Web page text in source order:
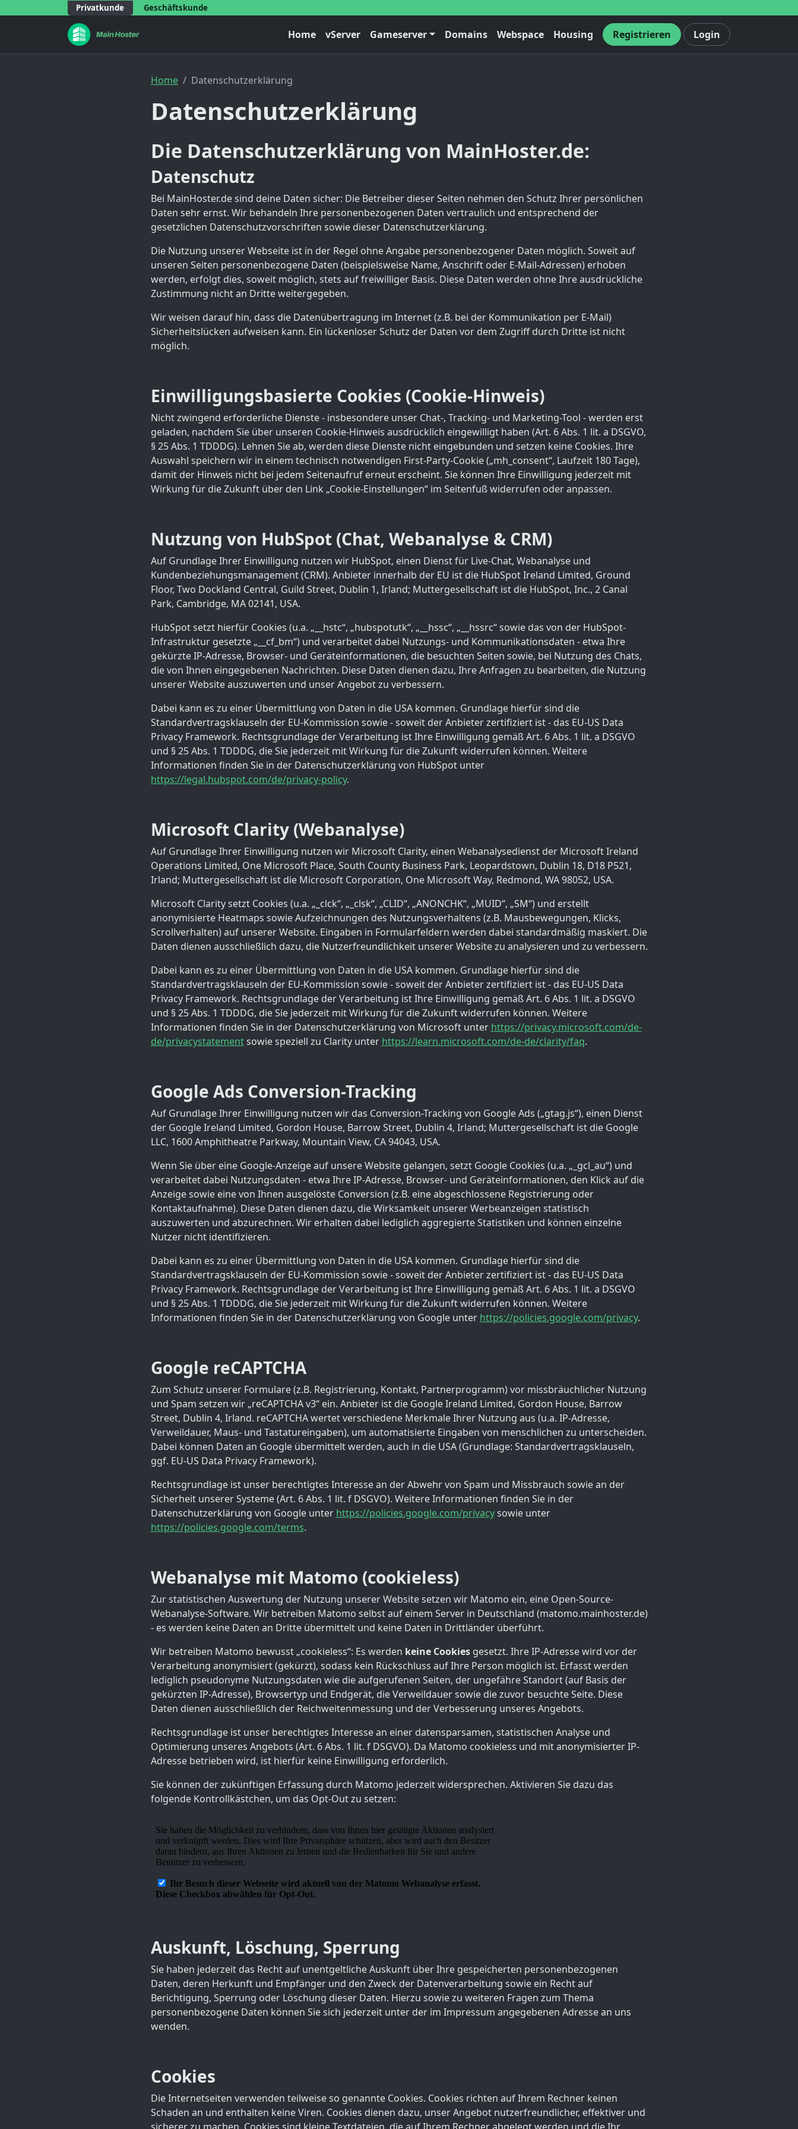
Privatkunde Geschäftskunde
Home vServer Gameserver Domains Webspace Housing Registrieren Login
Home Datenschutzerklärung
Datenschutzerklärung
Die Datenschutzerklärung von MainHoster.de:
Datenschutz
Bei MainHoster.de sind deine Daten sicher: Die Betreiber dieser Seiten nehmen den Schutz Ihrer persönlichen
Daten sehr ernst. Wir behandeln Ihre personenbezogenen Daten vertraulich und entsprechend der
gesetzlichen Datenschutzvorschriften sowie dieser Datenschutzerklärung.
Die Nutzung unserer Webseite ist in der Regel ohne Angabe personenbezogener Daten möglich. Soweit auf
unseren Seiten personenbezogene Daten (beispielsweise Name, Anschrift oder E-Mail-Adressen) erhoben
werden, erfolgt dies, soweit möglich, stets auf freiwilliger Basis. Diese Daten werden ohne Ihre ausdrückliche
Zustimmung nicht an Dritte weitergegeben.
Wir weisen darauf hin, dass die Datenübertragung im Internet (z.B. bei der Kommunikation per E-Mail)
Sicherheitslücken aufweisen kann. Ein lückenloser Schutz der Daten vor dem Zugriff durch Dritte ist nicht
möglich.
Einwilligungsbasierte Cookies (Cookie-Hinweis)
Nicht zwingend erforderliche Dienste - insbesondere unser Chat-, Tracking- und Marketing-Tool - werden erst
geladen, nachdem Sie über unseren Cookie-Hinweis ausdrücklich eingewilligt haben (Art. 6 Abs. 1 lit. a DSGVO,
§ 25 Abs. 1 TDDDG). Lehnen Sie ab, werden diese Dienste nicht eingebunden und setzen keine Cookies. Ihre
Auswahl speichern wir in einem technisch notwendigen First-Party-Cookie („mh_consent“, Laufzeit 180 Tage),
damit der Hinweis nicht bei jedem Seitenaufruf erneut erscheint. Sie können Ihre Einwilligung jederzeit mit
Wirkung für die Zukunft über den Link „Cookie-Einstellungen“ im Seitenfuß widerrufen oder anpassen.
Nutzung von HubSpot (Chat, Webanalyse & CRM)
Auf Grundlage Ihrer Einwilligung nutzen wir HubSpot, einen Dienst für Live-Chat, Webanalyse und
Kundenbeziehungsmanagement (CRM). Anbieter innerhalb der EU ist die HubSpot Ireland Limited, Ground
Floor, Two Dockland Central, Guild Street, Dublin 1, Irland; Muttergesellschaft ist die HubSpot, Inc., 2 Canal
Park, Cambridge, MA 02141, USA.
HubSpot setzt hierfür Cookies (u.a. „__hstc“, „hubspotutk“, „__hssc“, „__hssrc“ sowie das von der HubSpot-
Infrastruktur gesetzte „__cf_bm“) und verarbeitet dabei Nutzungs- und Kommunikationsdaten - etwa Ihre
gekürzte IP-Adresse, Browser- und Geräteinformationen, die besuchten Seiten sowie, bei Nutzung des Chats,
die von Ihnen eingegebenen Nachrichten. Diese Daten dienen dazu, Ihre Anfragen zu bearbeiten, die Nutzung
unserer Website auszuwerten und unser Angebot zu verbessern.
Dabei kann es zu einer Übermittlung von Daten in die USA kommen. Grundlage hierfür sind die
Standardvertragsklauseln der EU-Kommission sowie - soweit der Anbieter zertifiziert ist - das EU-US Data
Privacy Framework. Rechtsgrundlage der Verarbeitung ist Ihre Einwilligung gemäß Art. 6 Abs. 1 lit. a DSGVO
und § 25 Abs. 1 TDDDG, die Sie jederzeit mit Wirkung für die Zukunft widerrufen können. Weitere
Informationen finden Sie in der Datenschutzerklärung von HubSpot unter
https://legal.hubspot.com/de/privacy-policy.
Microsoft Clarity (Webanalyse)
Auf Grundlage Ihrer Einwilligung nutzen wir Microsoft Clarity, einen Webanalysedienst der Microsoft Ireland
Operations Limited, One Microsoft Place, South County Business Park, Leopardstown, Dublin 18, D18 P521,
Irland; Muttergesellschaft ist die Microsoft Corporation, One Microsoft Way, Redmond, WA 98052, USA.
Microsoft Clarity setzt Cookies (u.a. „_clck“, „_clsk“, „CLID“, „ANONCHK“, „MUID“, „SM“) und erstellt
anonymisierte Heatmaps sowie Aufzeichnungen des Nutzungsverhaltens (z.B. Mausbewegungen, Klicks,
Scrollverhalten) auf unserer Website. Eingaben in Formularfeldern werden dabei standardmäßig maskiert. Die
Daten dienen ausschließlich dazu, die Nutzerfreundlichkeit unserer Website zu analysieren und zu verbessern.
Dabei kann es zu einer Übermittlung von Daten in die USA kommen. Grundlage hierfür sind die
Standardvertragsklauseln der EU-Kommission sowie - soweit der Anbieter zertifiziert ist - das EU-US Data
Privacy Framework. Rechtsgrundlage der Verarbeitung ist Ihre Einwilligung gemäß Art. 6 Abs. 1 lit. a DSGVO
und § 25 Abs. 1 TDDDG, die Sie jederzeit mit Wirkung für die Zukunft widerrufen können. Weitere
Informationen finden Sie in der Datenschutzerklärung von Microsoft unter https://privacy.microsoft.com/de-
de/privacystatementsowie speziell zu Clarity unter https://learn.microsoft.com/de-de/clarity/faq.
Google Ads Conversion-Tracking
Auf Grundlage Ihrer Einwilligung nutzen wir das Conversion-Tracking von Google Ads („gtag.js“), einen Dienst
der Google Ireland Limited, Gordon House, Barrow Street, Dublin 4, Irland; Muttergesellschaft ist die Google
LLC, 1600 Amphitheatre Parkway, Mountain View, CA 94043, USA.
Wenn Sie über eine Google-Anzeige auf unsere Website gelangen, setzt Google Cookies (u.a. „_gcl_au“) und
verarbeitet dabei Nutzungsdaten - etwa Ihre IP-Adresse, Browser- und Geräteinformationen, den Klick auf die
Anzeige sowie eine von Ihnen ausgelöste Conversion (z.B. eine abgeschlossene Registrierung oder
Kontaktaufnahme). Diese Daten dienen dazu, die Wirksamkeit unserer Werbeanzeigen statistisch
auszuwerten und abzurechnen. Wir erhalten dabei lediglich aggregierte Statistiken und können einzelne
Nutzer nicht identifizieren.
Dabei kann es zu einer Übermittlung von Daten in die USA kommen. Grundlage hierfür sind die
Standardvertragsklauseln der EU-Kommission sowie - soweit der Anbieter zertifiziert ist - das EU-US Data
Privacy Framework. Rechtsgrundlage der Verarbeitung ist Ihre Einwilligung gemäß Art. 6 Abs. 1 lit. a DSGVO
und § 25 Abs. 1 TDDDG, die Sie jederzeit mit Wirkung für die Zukunft widerrufen können. Weitere
Informationen finden Sie in der Datenschutzerklärung von Google unter https://policies.google.com/privacy.
Google reCAPTCHA
Zum Schutz unserer Formulare (z.B. Registrierung, Kontakt, Partnerprogramm) vor missbräuchlicher Nutzung
und Spam setzen wir „reCAPTCHA v3“ ein. Anbieter ist die Google Ireland Limited, Gordon House, Barrow
Street, Dublin 4, Irland. reCAPTCHA wertet verschiedene Merkmale Ihrer Nutzung aus (u.a. IP-Adresse,
Verweildauer, Maus- und Tastatureingaben), um automatisierte Eingaben von menschlichen zu unterscheiden.
Dabei können Daten an Google übermittelt werden, auch in die USA (Grundlage: Standardvertragsklauseln,
ggf. EU-US Data Privacy Framework).
Rechtsgrundlage ist unser berechtigtes Interesse an der Abwehr von Spam und Missbrauch sowie an der
Sicherheit unserer Systeme (Art. 6 Abs. 1 lit. f DSGVO). Weitere Informationen finden Sie in der
Datenschutzerklärung von Google unter https://policies.google.com/privacysowie unter
https://policies.google.com/terms.
Webanalyse mit Matomo (cookieless)
Zur statistischen Auswertung der Nutzung unserer Website setzen wir Matomo ein, eine Open-Source-
Webanalyse-Software. Wir betreiben Matomo selbst auf einem Server in Deutschland (matomo.mainhoster.de)
- es werden keine Daten an Dritte übermittelt und keine Daten in Drittländer überführt.
Wir betreiben Matomo bewusst „cookieless“: Es werden keine Cookiesgesetzt. Ihre IP-Adresse wird vor der
Verarbeitung anonymisiert (gekürzt), sodass kein Rückschluss auf Ihre Person möglich ist. Erfasst werden
lediglich pseudonyme Nutzungsdaten wie die aufgerufenen Seiten, der ungefähre Standort (auf Basis der
gekürzten IP-Adresse), Browsertyp und Endgerät, die Verweildauer sowie die zuvor besuchte Seite. Diese
Daten dienen ausschließlich der Reichweitenmessung und der Verbesserung unseres Angebots.
Rechtsgrundlage ist unser berechtigtes Interesse an einer datensparsamen, statistischen Analyse und
Optimierung unseres Angebots (Art. 6 Abs. 1 lit. f DSGVO). Da Matomo cookieless und mit anonymisierter IP-
Adresse betrieben wird, ist hierfür keine Einwilligung erforderlich.
Sie können der zukünftigen Erfassung durch Matomo jederzeit widersprechen. Aktivieren Sie dazu das
folgende Kontrollkästchen, um das Opt-Out zu setzen:
Auskunft, Löschung, Sperrung
Sie haben jederzeit das Recht auf unentgeltliche Auskunft über Ihre gespeicherten personenbezogenen
Daten, deren Herkunft und Empfänger und den Zweck der Datenverarbeitung sowie ein Recht auf
Berichtigung, Sperrung oder Löschung dieser Daten. Hierzu sowie zu weiteren Fragen zum Thema
personenbezogene Daten können Sie sich jederzeit unter der im Impressum angegebenen Adresse an uns
wenden.
Cookies
Die Internetseiten verwenden teilweise so genannte Cookies. Cookies richten auf Ihrem Rechner keinen
Schaden an und enthalten keine Viren. Cookies dienen dazu, unser Angebot nutzerfreundlicher, effektiver und